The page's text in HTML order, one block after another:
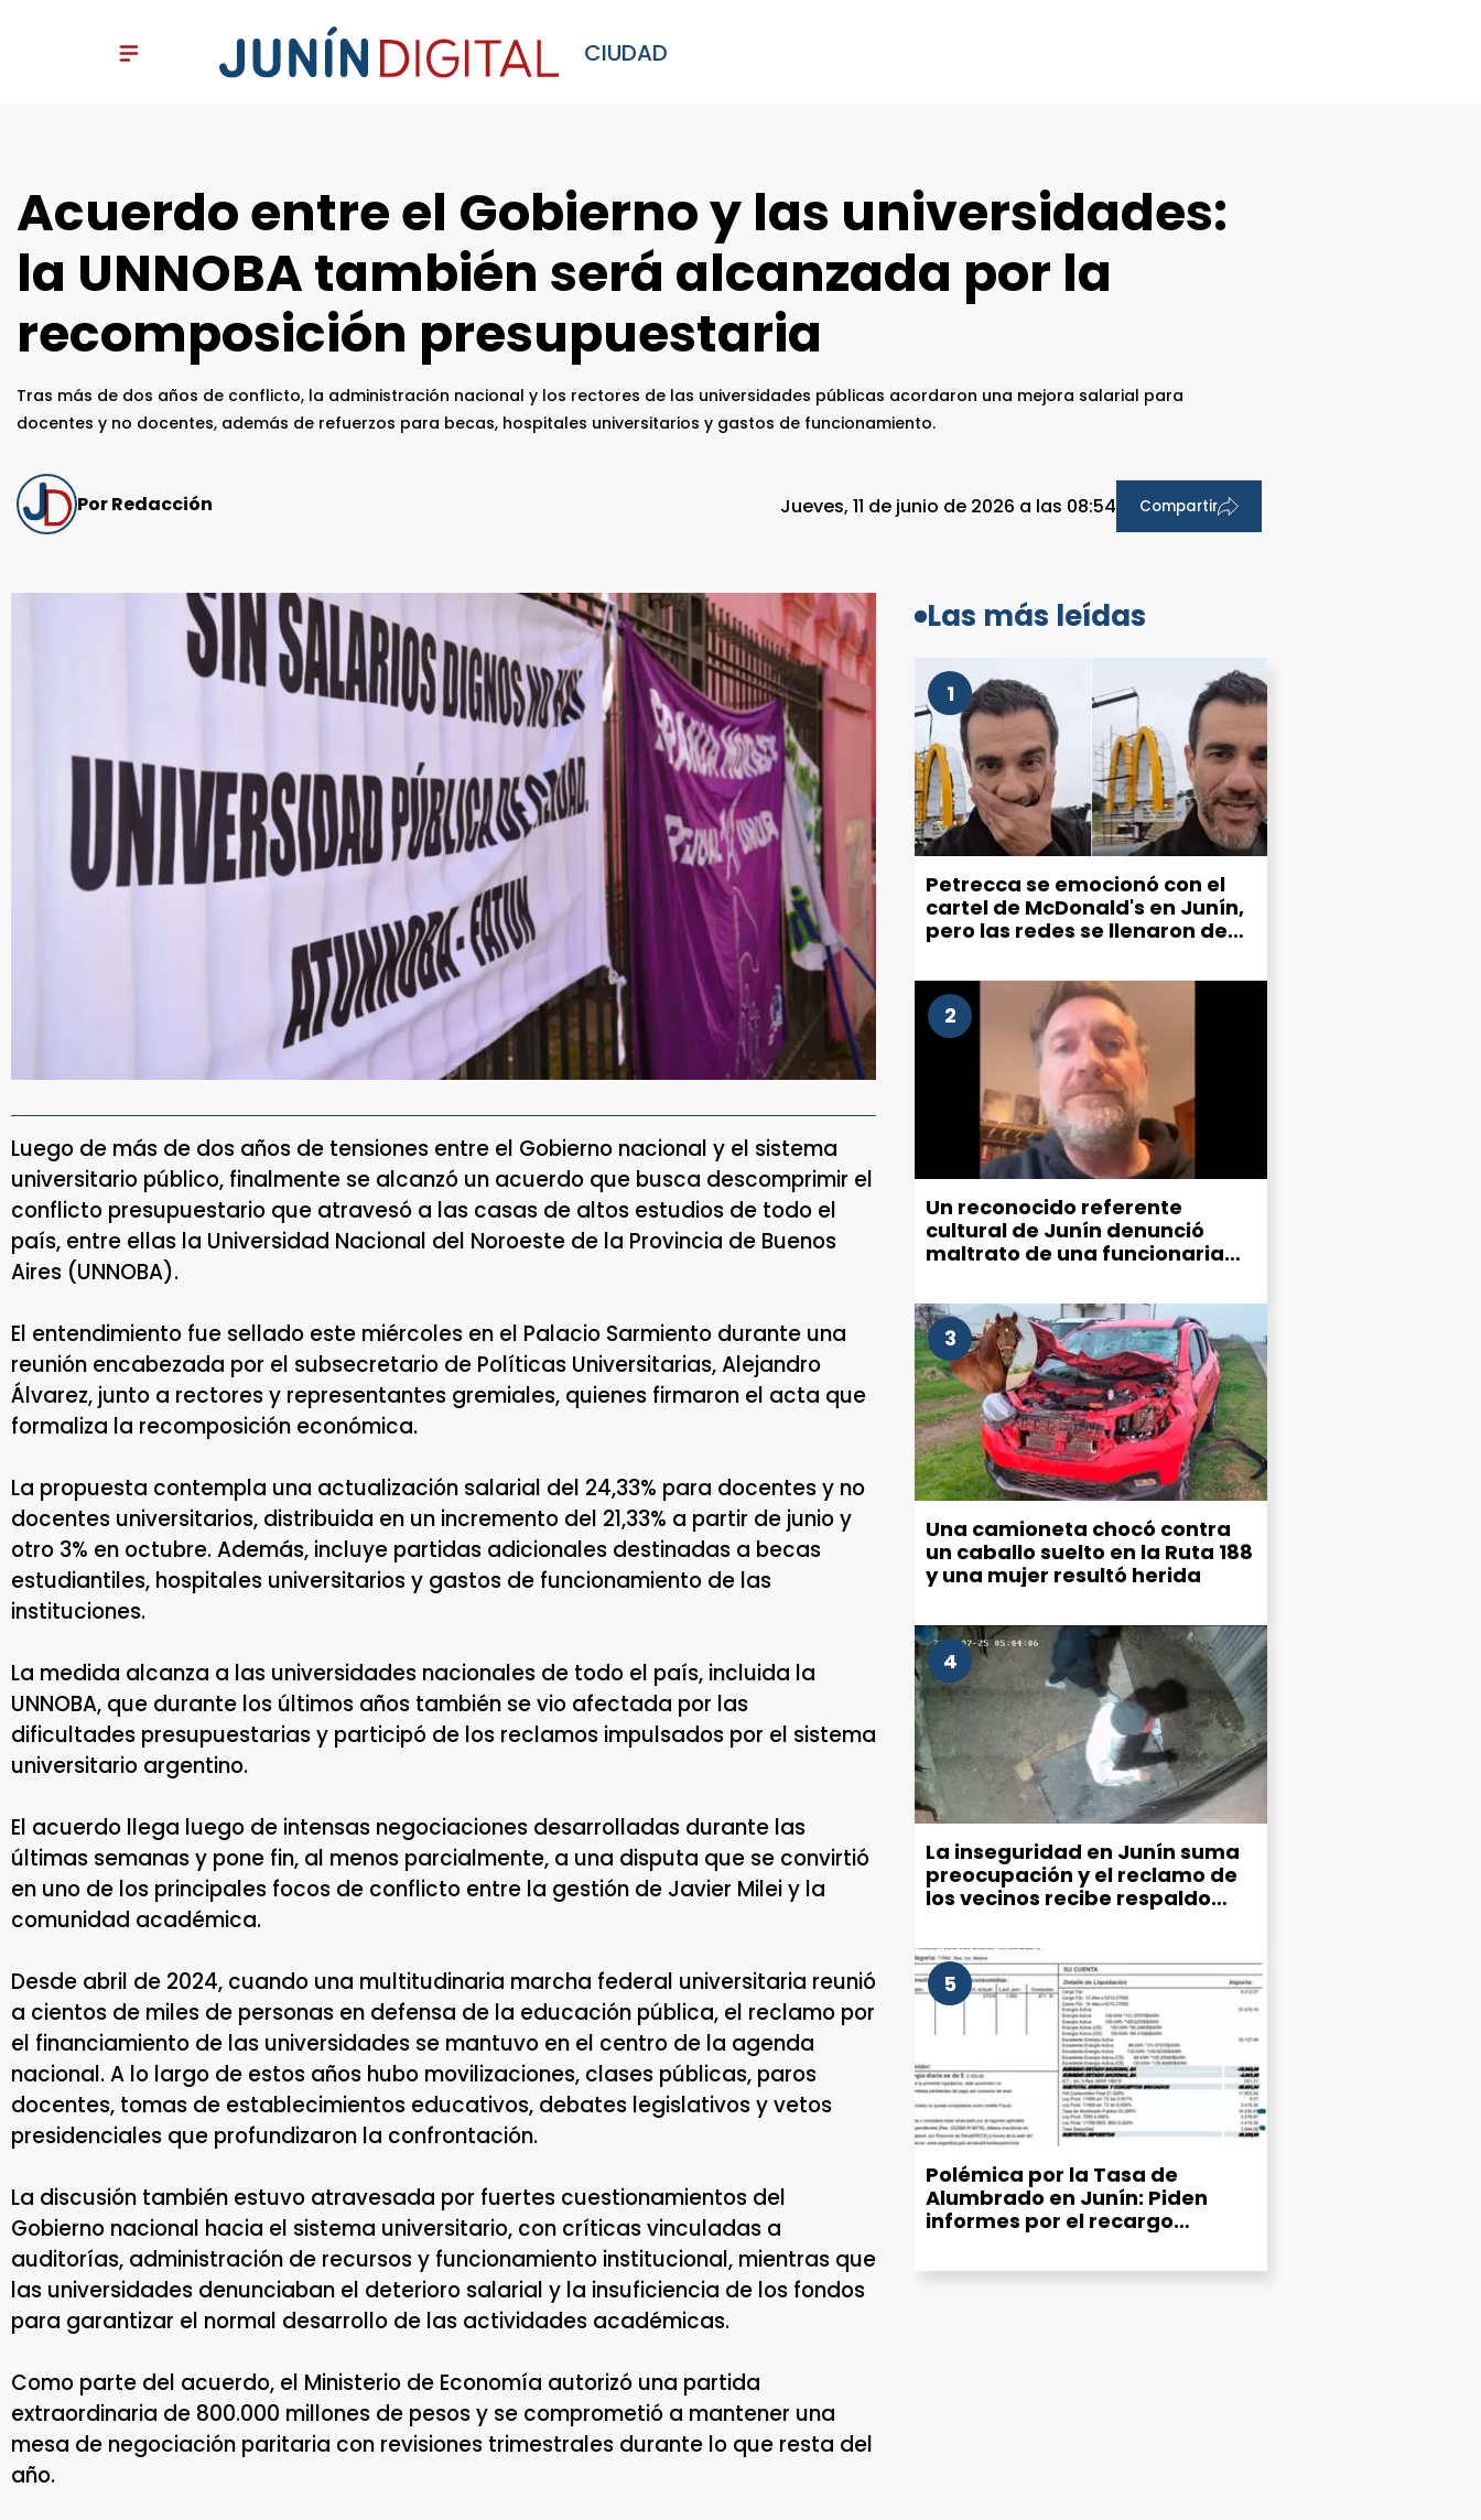
CIUDAD
Acuerdo entre el Gobierno y las universidades:
la UNNOBA también será alcanzada por la
recomposición presupuestaria
Tras más de dos años de conflicto, la administración nacional y los rectores de las universidades públicas acordaron una mejora salarial para
docentes y no docentes, además de refuerzos para becas, hospitales universitarios y gastos de funcionamiento.
Por Redacción Jueves, 11 de junio de 2026 a las 08:54 Compartir
Luego de más de dos años de tensiones entre el Gobierno nacional y el sistema
universitario público, finalmente se alcanzó un acuerdo que busca descomprimir el
conflicto presupuestario que atravesó a las casas de altos estudios de todo el
país, entre ellas la Universidad Nacional del Noroeste de la Provincia de Buenos
Aires (UNNOBA).
El entendimiento fue sellado este miércoles en el Palacio Sarmiento durante una
reunión encabezada por el subsecretario de Políticas Universitarias, Alejandro
Álvarez, junto a rectores y representantes gremiales, quienes firmaron el acta que
formaliza la recomposición económica.
La propuesta contempla una actualización salarial del 24,33% para docentes y no
docentes universitarios, distribuida en un incremento del 21,33% a partir de junio y
otro 3% en octubre. Además, incluye partidas adicionales destinadas a becas
estudiantiles, hospitales universitarios y gastos de funcionamiento de las
instituciones.
La medida alcanza a las universidades nacionales de todo el país, incluida la
UNNOBA, que durante los últimos años también se vio afectada por las
dificultades presupuestarias y participó de los reclamos impulsados por el sistema
universitario argentino.
El acuerdo llega luego de intensas negociaciones desarrolladas durante las
últimas semanas y pone fin, al menos parcialmente, a una disputa que se convirtió
en uno de los principales focos de conflicto entre la gestión de Javier Milei y la
comunidad académica.
Desde abril de 2024, cuando una multitudinaria marcha federal universitaria reunió
a cientos de miles de personas en defensa de la educación pública, el reclamo por
el financiamiento de las universidades se mantuvo en el centro de la agenda
nacional. A lo largo de estos años hubo movilizaciones, clases públicas, paros
docentes, tomas de establecimientos educativos, debates legislativos y vetos
presidenciales que profundizaron la confrontación.
La discusión también estuvo atravesada por fuertes cuestionamientos del
Gobierno nacional hacia el sistema universitario, con críticas vinculadas a
auditorías, administración de recursos y funcionamiento institucional, mientras que
las universidades denunciaban el deterioro salarial y la insuficiencia de los fondos
para garantizar el normal desarrollo de las actividades académicas.
Como parte del acuerdo, el Ministerio de Economía autorizó una partida
extraordinaria de 800.000 millones de pesos y se comprometió a mantener una
mesa de negociación paritaria con revisiones trimestrales durante lo que resta del
año.
Las más leídas
1
Petrecca se emocionó con el
cartel de McDonald's en Junín,
pero las redes se llenaron de
ciudad
2
Un reconocido referente
cultural de Junín denunció
maltrato de una funcionaria
3
Una camioneta chocó contra
un caballo suelto en la Ruta 188
y una mujer resultó herida
4
La inseguridad en Junín suma
preocupación y el reclamo de
los vecinos recibe respaldo
5
Polémica por la Tasa de
Alumbrado en Junín: Piden
informes por el recargo
de luz